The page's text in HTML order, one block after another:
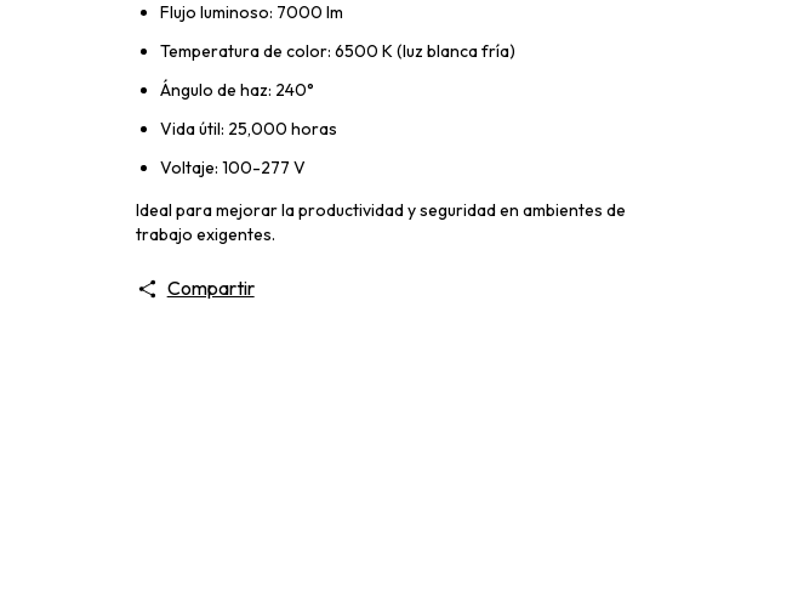
Flujo luminoso: 7000 lm
Temperatura de color: 6500 K (luz blanca fría)
Ángulo de haz: 240°
Vida útil: 25,000 horas
Voltaje: 100-277 V
Ideal para mejorar la productividad y seguridad en ambientes de
trabajo exigentes.
Compartir